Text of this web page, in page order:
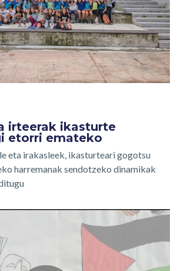
irteerak ikasturte
etorri emateko
eta irakasleek, ikasturteari gogotsu
harremanak sendotzeko dinamikak